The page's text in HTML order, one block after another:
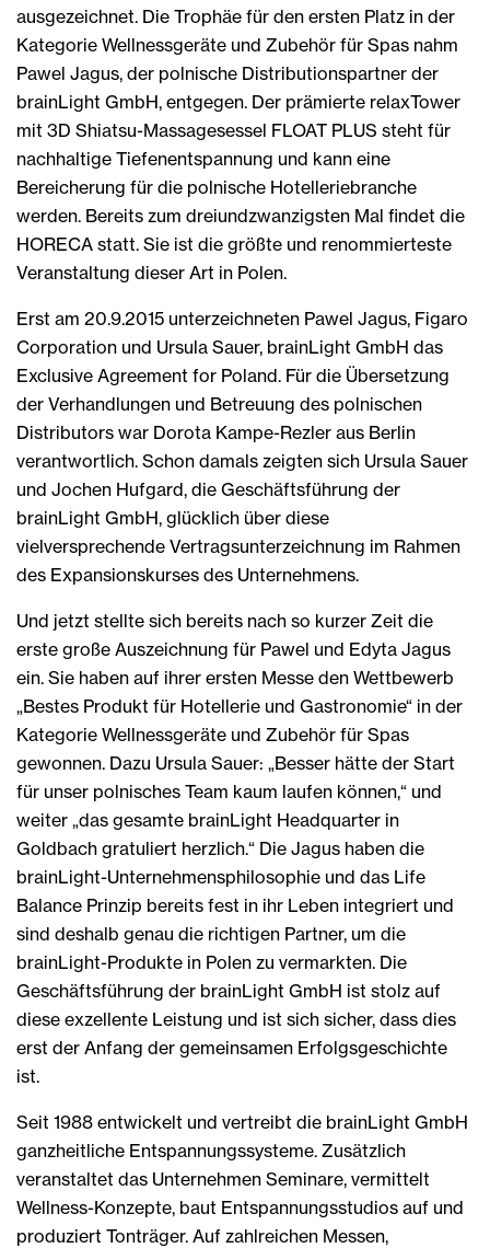
ausgezeichnet. Die Trophäe für den ersten Platz in der
Kategorie Wellnessgeräte und Zubehör für Spas nahm
Pawel Jagus, der polnische Distributionspartner der
brainLight GmbH, entgegen. Der prämierte relaxTower
mit 3D Shiatsu-Massagesessel FLOAT PLUS steht für
nachhaltige Tiefenentspannung und kann eine
Bereicherung für die polnische Hotelleriebranche
werden. Bereits zum dreiundzwanzigsten Mal findet die
HORECA statt. Sie ist die größte und renommierteste
Veranstaltung dieser Art in Polen.
Erst am 20.9.2015 unterzeichneten Pawel Jagus, Figaro
Corporation und Ursula Sauer, brainLight GmbH das
Exclusive Agreement for Poland. Für die Übersetzung
der Verhandlungen und Betreuung des polnischen
Distributors war Dorota Kampe-Rezler aus Berlin
verantwortlich. Schon damals zeigten sich Ursula Sauer
und Jochen Hufgard, die Geschäftsführung der
brainLight GmbH, glücklich über diese
vielversprechende Vertragsunterzeichnung im Rahmen
des Expansionskurses des Unternehmens.
Und jetzt stellte sich bereits nach so kurzer Zeit die
erste große Auszeichnung für Pawel und Edyta Jagus
ein. Sie haben auf ihrer ersten Messe den Wettbewerb
„Bestes Produkt für Hotellerie und Gastronomie“ in der
Kategorie Wellnessgeräte und Zubehör für Spas
gewonnen. Dazu Ursula Sauer: „Besser hätte der Start
für unser polnisches Team kaum laufen können,“ und
weiter „das gesamte brainLight Headquarter in
Goldbach gratuliert herzlich.“ Die Jagus haben die
brainLight-Unternehmensphilosophie und das Life
Balance Prinzip bereits fest in ihr Leben integriert und
sind deshalb genau die richtigen Partner, um die
brainLight-Produkte in Polen zu vermarkten. Die
Geschäftsführung der brainLight GmbH ist stolz auf
diese exzellente Leistung und ist sich sicher, dass dies
erst der Anfang der gemeinsamen Erfolgsgeschichte
ist.
Seit 1988 entwickelt und vertreibt die brainLight GmbH
ganzheitliche Entspannungssysteme. Zusätzlich
veranstaltet das Unternehmen Seminare, vermittelt
Wellness-Konzepte, baut Entspannungsstudios auf und
produziert Tonträger. Auf zahlreichen Messen,